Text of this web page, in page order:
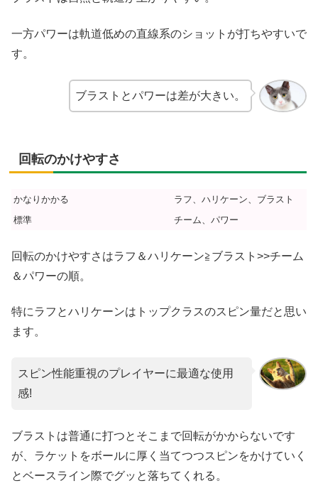
一方パワーは軌道低めの直線系のショットが打ちやすいで
す。
ブラストとパワーは差が大きい。
回転のかけやすさ
かなりかかる
ラフ、ハリケーン、ブラスト
標準
チーム、パワー
回転のかけやすさはラフ＆ハリケーン≧ブラスト>>チーム
＆パワーの順。
特にラフとハリケーンはトップクラスのスピン量だと思い
ます。
スピン性能重視のプレイヤーに最適な使用
感!
ブラストは普通に打つとそこまで回転がかからないです
が、ラケットをボールに厚く当てつつスピンをかけていく
とベースライン際でグッと落ちてくれる。